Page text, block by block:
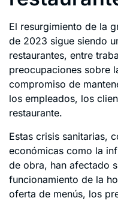
El resurgimiento de la
de 2023 sigue siendo
restaurantes, entre
preocupaciones sobre
compromiso de
los empleados, los
restaurante.
Estas crisis sanitarias,
económicas como la
de obra, han afectado
funcionamiento de la
oferta de menús, los